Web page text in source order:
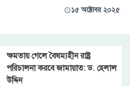
১৫ অক্টোবর ২০২৫
ক্ষমতায় গেলে বৈষম্যহীন রাষ্ট্র
পরিচালনা করবে জামায়াত: ড. হেলাল
উদ্দিন